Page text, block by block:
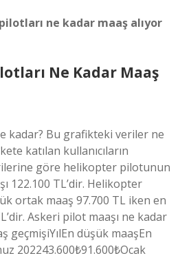
ne kadar maaş alıyor
Ne Kadar Maaş
kadar? Bu grafikteki veriler ne
katılan kullanıcıların
göre helikopter pilotunun
122.100 TL’dir. Helikopter
ortak maaş 97.700 TL iken en
Askeri pilot maaşı ne kadar
geçmişiYılEn düşük maaşEn
202243.600₺91.600₺Ocak